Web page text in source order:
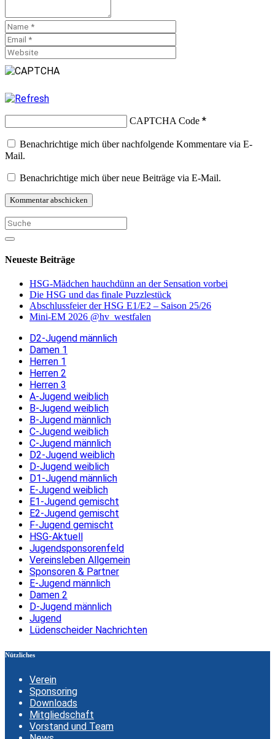
CAPTCHA Code *
Benachrichtige mich über nachfolgende Kommentare via E-
Mail.
Benachrichtige mich über neue Beiträge via E-Mail.
Neueste Beiträge
HSG-Mädchen hauchdünn an der Sensation vorbei
Die HSG und das finale Puzzlestück
Abschlussfeier der HSG E1/E2 – Saison 25/26
Mini-EM 2026 @hv_westfalen
D2-Jugend männlich
Damen 1
Herren 1
Herren 2
Herren 3
A-Jugend weiblich
B-Jugend weiblich
B-Jugend männlich
C-Jugend weiblich
C-Jugend männlich
D2-Jugend weiblich
D-Jugend weiblich
D1-Jugend männlich
E-Jugend weiblich
E1-Jugend gemischt
E2-Jugend gemischt
F-Jugend gemischt
HSG-Aktuell
Jugendsponsorenfeld
Vereinsleben Allgemein
Sponsoren & Partner
E-Jugend männlich
Damen 2
D-Jugend männlich
Jugend
Lüdenscheider Nachrichten
Nützliches
Verein
Sponsoring
Downloads
Mitgliedschaft
Vorstand und Team